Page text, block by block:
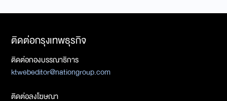
ติดต่อกรุงเทพธุรกิจ
ติดต่อกองบรรณาธิการ
ktwebeditor@nationgroup.com
ติดต่อลงโฆษณา